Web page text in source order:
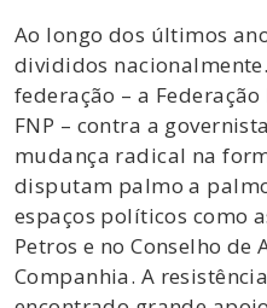
Ao longo dos últimos
divididos
federação – a
FNP – contra a
mudança radical na
disputam palmo a
espaços políticos como
Petros e no Conselho
Companhia. A